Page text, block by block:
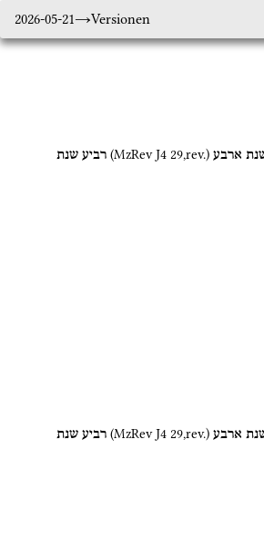
2026-05-21 Versionen
ארבע (MzRev J4 29,rev.) רביע שנת
ארבע (MzRev J4 29,rev.) רביע שנת